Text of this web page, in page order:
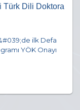
Türk Dili Doktora
ilk Defa
YÖK Onayı